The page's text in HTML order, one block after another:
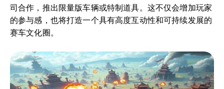
司合作，推出限量版车辆或特制道具。这不仅会增加玩家
的参与感，也将打造一个具有高度互动性和可持续发展的
赛车文化圈。